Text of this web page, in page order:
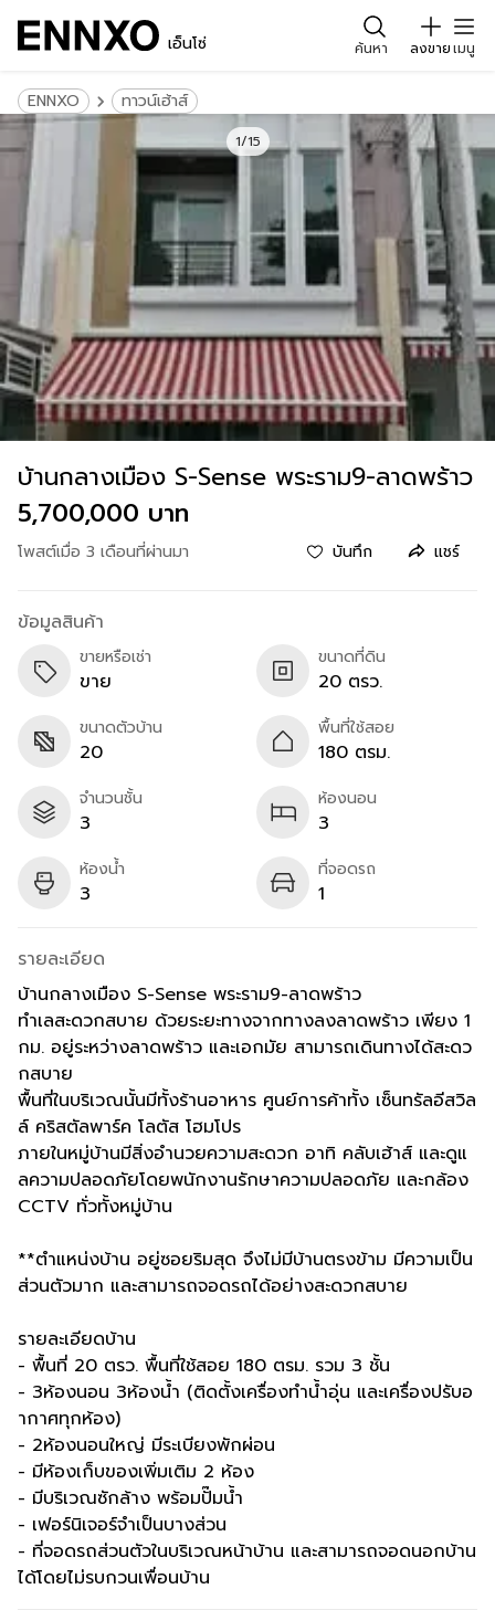
เอ็นโซ่ ค้นหา ลงขายเมนู
ENNXO ทาวน์เฮ้าส์
1/15
บ้านกลางเมือง S-Sense พระราม9-ลาดพร้าว
5,700,000 บาท
โพสต์เมื่อ 3 เดือนที่ผ่านมา บันทึก แชร์
ข้อมูลสินค้า
ขายหรือเช่า
ขาย
ขนาดที่ดิน
20 ตรว.
ขนาดตัวบ้าน
20
พื้นที่ใช้สอย
180 ตรม.
จำนวนชั้น
3
ห้องนอน
3
ห้องน้ำ
3
ที่จอดรถ
1
รายละเอียด
บ้านกลางเมือง S-Sense พระราม9-ลาดพร้าว
ทำเลสะดวกสบาย ด้วยระยะทางจากทางลงลาดพร้าว เพียง 1
กม. อยู่ระหว่างลาดพร้าว และเอกมัย สามารถเดินทางได้สะดว
กสบาย
พื้นที่ในบริเวณนั้นมีทั้งร้านอาหาร ศูนย์การค้าทั้ง เซ็นทรัลอีสวิล
ล์ คริสตัลพาร์ค โลตัส โฮมโปร
ภายในหมู่บ้านมีสิ่งอำนวยความสะดวก อาทิ คลับเฮ้าส์ และดูแ
ลความปลอดภัยโดยพนักงานรักษาความปลอดภัย และกล้อง
CCTV ทั่วทั้งหมู่บ้าน
**ตำแหน่งบ้าน อยู่ซอยริมสุด จึงไม่มีบ้านตรงข้าม มีความเป็น
ส่วนตัวมาก และสามารถจอดรถได้อย่างสะดวกสบาย
รายละเอียดบ้าน
- พื้นที่ 20 ตรว. พื้นที่ใช้สอย 180 ตรม. รวม 3 ชั้น
- 3ห้องนอน 3ห้องน้ำ (ติดตั้งเครื่องทำน้ำอุ่น และเครื่องปรับอ
ากาศทุกห้อง)
- 2ห้องนอนใหญ่ มีระเบียงพักผ่อน
- มีห้องเก็บของเพิ่มเติม 2 ห้อง
- มีบริเวณซักล้าง พร้อมปั๊มน้ำ
- เฟอร์นิเจอร์จำเป็นบางส่วน
- ที่จอดรถส่วนตัวในบริเวณหน้าบ้าน และสามารถจอดนอกบ้าน
ได้โดยไม่รบกวนเพื่อนบ้าน